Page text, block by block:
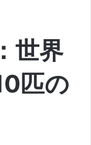
世界
匹の